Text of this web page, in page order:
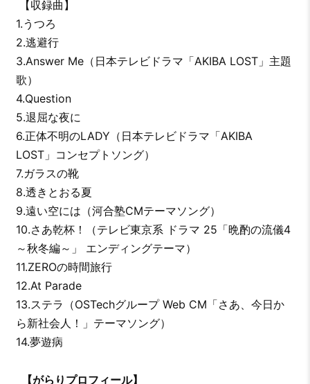
【収録曲】
1.うつろ
2.逃避行
3.Answer Me（日本テレビドラマ「AKIBA LOST」主題
歌）
4.Question
5.退屈な夜に
6.正体不明のLADY（日本テレビドラマ「AKIBA
LOST」コンセプトソング）
7.ガラスの靴
8.透きとおる夏
9.遠い空には（河合塾CMテーマソング）
10.さあ乾杯！（テレビ東京系 ドラマ 25「晩酌の流儀4
～秋冬編～」 エンディングテーマ）
11.ZEROの時間旅行
12.At Parade
13.ステラ（OSTechグループ Web CM「さあ、今日か
ら新社会人！」テーマソング）
14.夢遊病
【がらりプロフィール】